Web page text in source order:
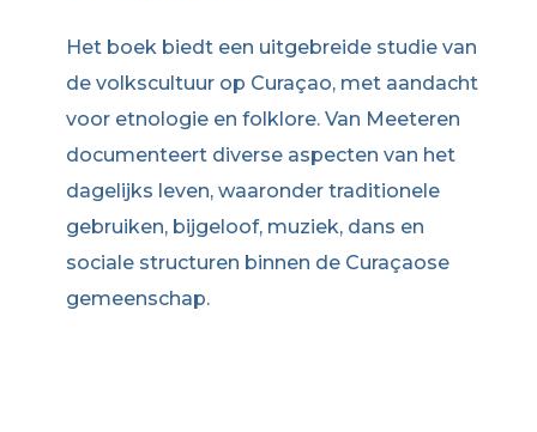
Het boek biedt een uitgebreide studie van
de volkscultuur op Curaçao, met aandacht
voor etnologie en folklore. Van Meeteren
documenteert diverse aspecten van het
dagelijks leven, waaronder traditionele
gebruiken, bijgeloof, muziek, dans en
sociale structuren binnen de Curaçaose
gemeenschap.